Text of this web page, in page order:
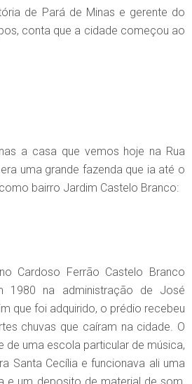
de Pará de Minas e gerente do
conta que a cidade começou ao
a casa que vemos hoje na Rua
uma grande fazenda que ia até o
bairro Jardim Castelo Branco:
Cardoso Ferrão Castelo Branco
1980 na administração de José
que foi adquirido, o prédio recebeu
chuvas que caíram na cidade. O
de uma escola particular de música,
Santa Cecília e funcionava ali uma
e um deposito de material de som,